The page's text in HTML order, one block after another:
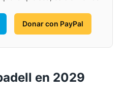
Donar con PayPal
en 2029